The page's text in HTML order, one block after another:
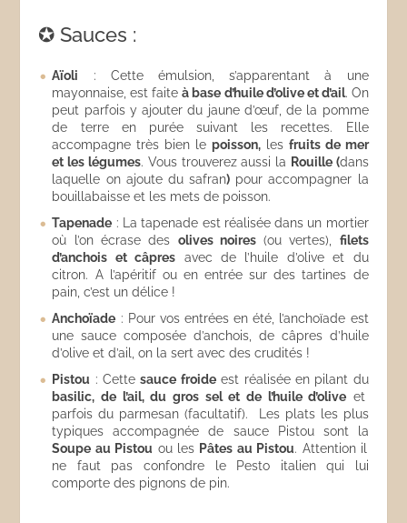
✪ Sauces :
Aïoli : Cette émulsion, s’apparentant à une
mayonnaise, est faiteà base d’huile d’olive et d’ail. On
peut parfois y ajouter du jaune d’œuf, de la pomme
de terre en purée suivant les recettes. Elle
accompagne très bien le poisson, les fruits de mer
et les légumes. Vous trouverez aussi la Rouille (dans
laquelle on ajoute du safran) pour accompagner la
bouillabaisse et les mets de poisson.
Tapenade : La tapenade est réalisée dans un mortier
où l’on écrase des olives noires(ou vertes), filets
d’anchois et câpres avec de l’huile d’olive et du
citron. A l’apéritif ou en entrée sur des tartines de
pain, c’est un délice !
Anchoïade : Pour vos entrées en été, l’anchoïade est
une sauce composée d’anchois, de câpres d’huile
d’olive et d’ail, on la sert avec des crudités !
Pistou : Cettesauce froideest réalisée en pilant du
basilic, de l’ail, du gros sel et de l’huile d’olive et
parfois du parmesan (facultatif). Les plats les plus
typiques accompagnée de sauce Pistou sont la
Soupe au Pistou ou les Pâtes au Pistou. Attention il
ne faut pas confondre le Pesto italien qui lui
comporte des pignons de pin.